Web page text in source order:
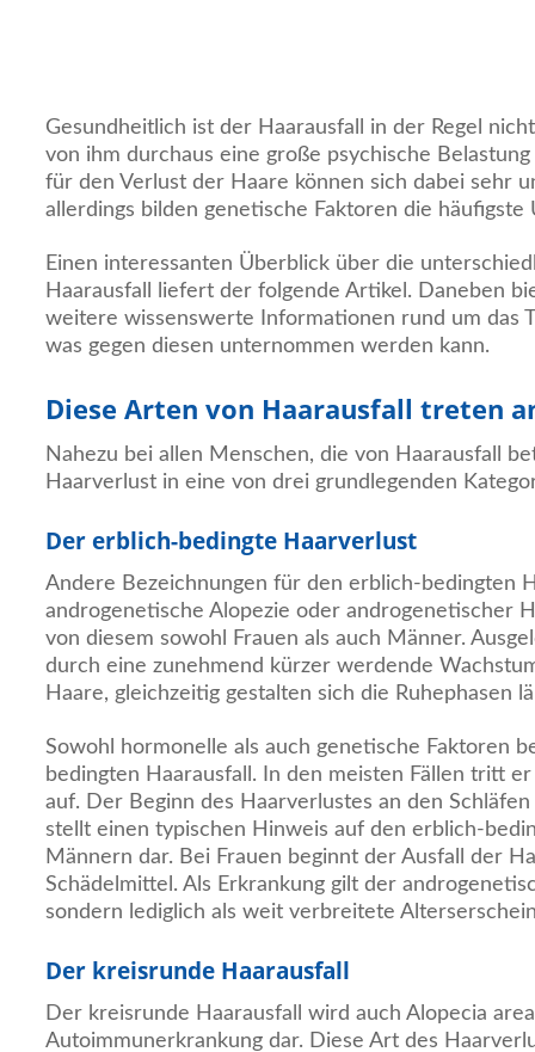
Gesundheitlich ist der Haarausfall in der Regel
von ihm durchaus eine große psychische
für den Verlust der Haare können sich dabei sehr
allerdings bilden genetische Faktoren die häufigste
Einen interessanten Überblick über die
Haarausfall liefert der folgende Artikel. Daneben
weitere wissenswerte Informationen rund um das
was gegen diesen unternommen werden kann.
Diese Arten von Haarausfall treten
Nahezu bei allen Menschen, die von Haarausfall
Haarverlust in eine von drei grundlegenden
Der erblich-bedingte Haarverlust
Andere Bezeichnungen für den erblich-bedingten
androgenetische Alopezie oder androgenetischer
von diesem sowohl Frauen als auch Männer.
durch eine zunehmend kürzer werdende
Haare, gleichzeitig gestalten sich die Ruhephasen
Sowohl hormonelle als auch genetische Faktoren
bedingten Haarausfall. In den meisten Fällen tritt
auf. Der Beginn des Haarverlustes an den
stellt einen typischen Hinweis auf den erblich-
Männern dar. Bei Frauen beginnt der Ausfall der
Schädelmittel. Als Erkrankung gilt der
sondern lediglich als weit verbreitete
Der kreisrunde Haarausfall
Der kreisrunde Haarausfall wird auch Alopecia
Autoimmunerkrankung dar. Diese Art des